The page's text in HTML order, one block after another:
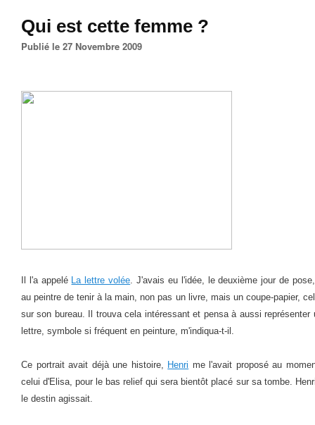
Qui est cette femme ?
Publié le 27 Novembre 2009
Il l'a appelé La lettre volée. J'avais eu l'idée, le deuxième jour de
au peintre de tenir à la main, non pas un livre, mais un coupe-papier,
sur son bureau. Il trouva cela intéressant et pensa à aussi
lettre, symbole si fréquent en peinture, m'indiqua-t-il.
Ce portrait avait déjà une histoire, Henri me l'avait proposé au
celui d'Elisa, pour le bas relief qui sera bientôt placé sur sa tombe.
le destin agissait.